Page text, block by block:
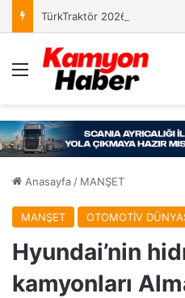
Menü
Anasayfa / MANŞET
MANŞET OTOMOTİV
Hyundai’nin
kamyonları